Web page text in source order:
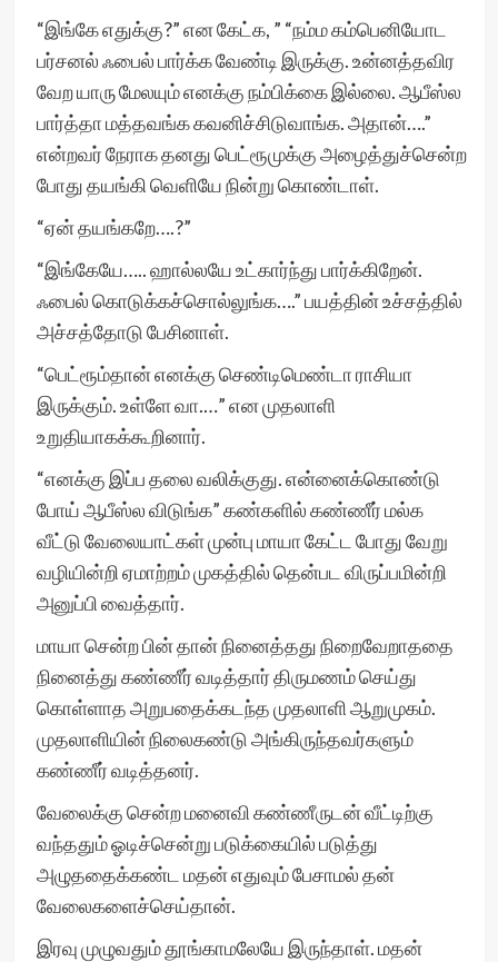
“இங்கே எதுக்கு?” என கேட்க, ” “நம்ம கம்பெனியோட
பர்சனல் ஃபைல் பார்க்க வேண்டி இருக்கு. உன்னத்தவிர
வேற யாரு மேலயும் எனக்கு நம்பிக்கை இல்லை. ஆபீஸ்ல
பார்த்தா மத்தவங்க கவனிச்சிடுவாங்க. அதான்….”
என்றவர் நேராக தனது பெட்ரூமுக்கு அழைத்துச்சென்ற
போது தயங்கி வெளியே நின்று கொண்டாள்.
“ஏன் தயங்கறே….?”
“இங்கேயே….. ஹால்லயே உட்கார்ந்து பார்க்கிறேன்.
ஃபைல் கொடுக்கச்சொல்லுங்க….” பயத்தின் உச்சத்தில்
அச்சத்தோடு பேசினாள்.
“பெட்ரூம்தான் எனக்கு செண்டிமெண்டா ராசியா
இருக்கும். உள்ளே வா.‌…” என முதலாளி
உறுதியாகக்கூறினார்.
“எனக்கு இப்ப தலை வலிக்குது. என்னைக்கொண்டு
போய் ஆபீஸ்ல விடுங்க” கண்களில் கண்ணீர் மல்க
வீட்டு வேலையாட்கள் முன்பு மாயா கேட்ட போது வேறு
வழியின்றி ஏமாற்றம் முகத்தில் தென்பட விருப்பமின்றி
அனுப்பி வைத்தார்.
மாயா சென்ற பின் தான் நினைத்தது நிறைவேறாததை
நினைத்து கண்ணீர் வடித்தார் திருமணம் செய்து
கொள்ளாத அறுபதைக்கடந்த முதலாளி ஆறுமுகம்.
முதலாளியின் நிலைகண்டு அங்கிருந்தவர்களும்
கண்ணீர் வடித்தனர்.
வேலைக்கு சென்ற மனைவி கண்ணீருடன் வீட்டிற்கு
வந்ததும் ஓடிச்சென்று படுக்கையில் படுத்து
அழுததைக்கண்ட மதன் எதுவும் பேசாமல் தன்
வேலைகளைச்செய்தான்.
இரவு முழுவதும் தூங்காமலேயே இருந்தாள். மதன்